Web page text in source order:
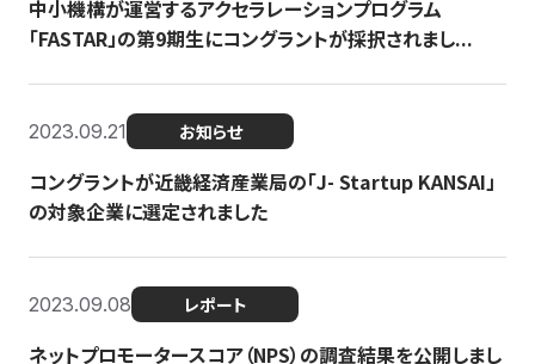
中小機構が運営するアクセラレーションプログラム
「FASTAR」の第9期生にコングラントが採択されまし...
2023.09.21 お知らせ
コングラントが近畿経済産業局の「J- Startup KANSAI」
の対象企業に選定されました
2023.09.08 レポート
ネットプロモータースコア（NPS）の調査結果を公開しまし